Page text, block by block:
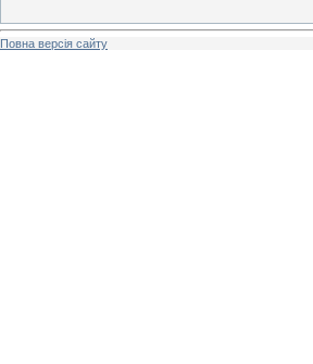
Повна версія сайту